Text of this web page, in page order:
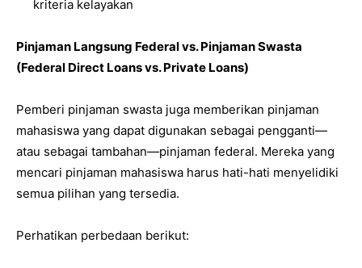
kriteria kelayakan
Pinjaman Langsung Federal vs. Pinjaman Swasta
(Federal Direct Loans vs. Private Loans)
Pemberi pinjaman swasta juga memberikan pinjaman
mahasiswa yang dapat digunakan sebagai pengganti—
atau sebagai tambahan—pinjaman federal. Mereka yang
mencari pinjaman mahasiswa harus hati-hati menyelidiki
semua pilihan yang tersedia.
Perhatikan perbedaan berikut: